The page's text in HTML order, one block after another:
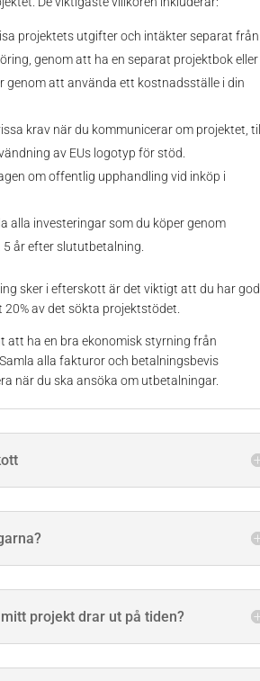
projektets utgifter och intäkter separat från
genom att ha en separat projektbok eller
genom att använda ett kostnadsställe i din
krav när du kommunicerar om projektet, till
av EUs logotyp för stöd.
om offentlig upphandling vid inköp i
alla investeringar som du köper genom
år efter slututbetalning.
sker i efterskott är det viktigt att du har god
20% av det sökta projektstödet.
att ha en bra ekonomisk styrning från
alla fakturor och betalningsbevis
när du ska ansöka om utbetalningar.
projekt drar ut på tiden?